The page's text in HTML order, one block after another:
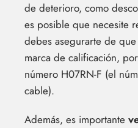
de deterioro, como
es posible que necesite
debes asegurarte de
marca de calificación,
número H07RN-F (el
cable).
Además, es importante